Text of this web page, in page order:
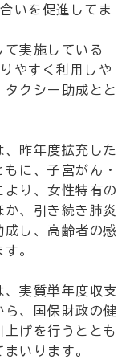
いを促進してま
実施している
やすく利用しや
クシー助成とと
昨年度拡充した
に、子宮がん・
り、女性特有の
、引き続き肺炎
し、高齢者の感
。
、実質単年度収支
ら、国保財政の健
げを行うととも
いります。